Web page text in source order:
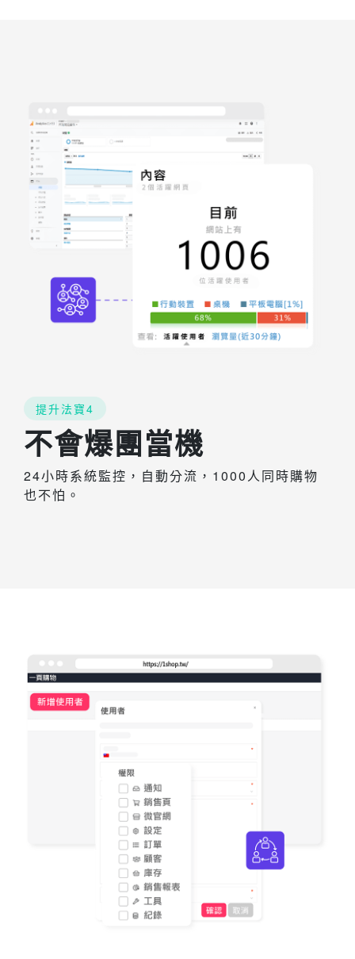
提升法寶4
不會爆團當機
24小時系統監控，自動分流，1000人同時購物
也不怕。